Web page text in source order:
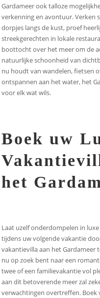
Gardameer ook talloze
verkenning en avontuur. Verken
dorpjes langs de kust, proef
streekgerechten in lokale
boottocht over het meer om de
natuurlijke schoonheid van
nu houdt van wandelen, fietsen
ontspannen aan het water, het
voor elk wat wils.
Boek uw
het
Laat uzelf onderdompelen in
tijdens uw volgende vakantie
vakantievilla aan het Gardameer
nu op zoek bent naar een
twee of een familievakantie vol
aan dit betoverende meer zal
verwachtingen overtreffen. Boek